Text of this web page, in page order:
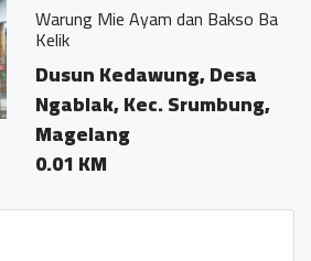
Warung Mie Ayam dan Bakso Bang
Kelik
Dusun Kedawung, Desa
Ngablak, Kec. Srumbung,
Magelang
0.01 KM